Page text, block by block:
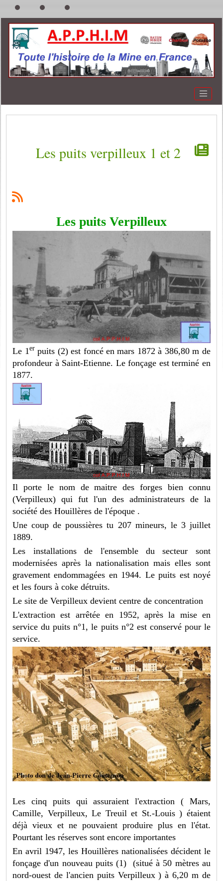
Les puits verpilleux 1 et 2
Les puits Verpilleux
Le 1 erpuits (2) est foncé en mars 1872 à 386,80 m de
profondeur à Saint-Etienne. Le fonçage est terminé en
1877.
Il porte le nom de maitre des forges bien connu
(Verpilleux) qui fut l'un des administrateurs de la
société des Houillères de l'époque .
Une coup de poussières tu 207 mineurs, le 3 juillet
1889.
Les installations de l'ensemble du secteur sont
modernisées après la nationalisation mais elles sont
gravement endommagées en 1944. Le puits est noyé
et les fours à coke détruits.
Le site de Verpilleux devient centre de concentration
L'extraction est arrêtée en 1952, après la mise en
service du puits n°1, le puits n°2 est conservé pour le
service.
Les cinq puits qui assuraient l'extraction ( Mars,
Camille, Verpilleux, Le Treuil et St.-Louis ) étaient
déjà vieux et ne pouvaient produire plus en l'état.
Pourtant les réserves sont encore importantes
En avril 1947, les Houillères nationalisées décident le
fonçage d'un nouveau puits (1) (situé à 50 mètres au
nord-ouest de l'ancien puits Verpilleux ) à 6,20 m de